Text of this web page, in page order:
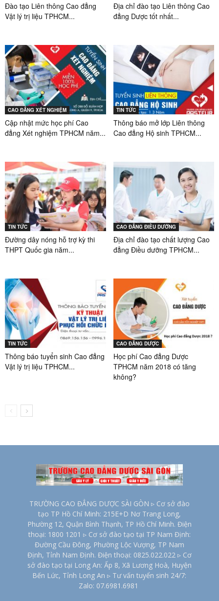
Đào tạo Liên thông Cao đẳng
Vật lý trị liệu TPHCM...
Địa chỉ đào tạo Liên thông Cao
đẳng Dược tốt nhất...
CAO ĐẲNG XÉT NGHIỆM
Cập nhật mức học phí Cao
đẳng Xét nghiệm TPHCM năm...
TIN TỨC
Thông báo mở lớp Liên thông
Cao đẳng Hộ sinh TPHCM...
TIN TỨC
Đường dây nóng hỗ trợ kỳ thi
THPT Quốc gia năm...
CAO ĐẲNG ĐIỀU DƯỠNG
Địa chỉ đào tạo chất lượng Cao
đẳng Điều dưỡng TPHCM...
TIN TỨC
Thông báo tuyển sinh Cao đẳng
Vật lý trị liệu TPHCM...
CAO ĐẲNG DƯỢC
Học phí Cao đẳng Dược
TPHCM năm 2018 có tăng
không?
TRƯỜNG CAO ĐẲNG DƯỢC SÀI GÒN ▹ Cơ sở đào
tạo TP Hồ Chí Minh: 215E+D Nơ Trang Long,
Phường 12, Quận Bình Thạnh, TP Hồ Chí Minh. Điện
thoại: 1800 1201 ▹ Cơ sở đào tạo tại TP Nam Định:
Đường Cầu Đông, Phường Lộc Vượng, TP Nam
Định, Tỉnh Nam Định. Điện thoại: 0825.022.022 ▹ Cơ
sở đào tạo tại Long An: Ấp 8, Xã Lương Hoà, Huyện
Bến Lức, Tỉnh Long An ▹ Tư vấn tuyển sinh 24/7:
Zalo: 07.6981.6981